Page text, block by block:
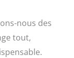
nous des
tout,